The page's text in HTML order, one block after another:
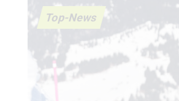
Top-News